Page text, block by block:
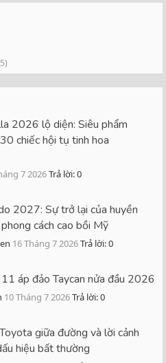
2026 lộ diện: Siêu phẩm
chiếc hội tụ tinh hoa
7 2026Trả lời: 0
2027: Sự trở lại của huyền
cách cao bồi Mỹ
16 Tháng 7 2026Trả lời: 0
áp đảo Taycan nửa đầu 2026
10 Tháng 7 2026Trả lời: 0
giữa đường và lời cảnh
hiệu bất thường